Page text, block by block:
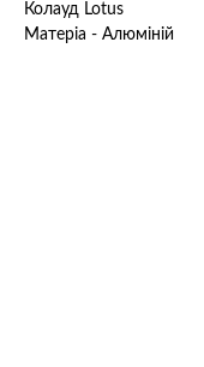
Колауд Lotus
Матеріа - Алюміній